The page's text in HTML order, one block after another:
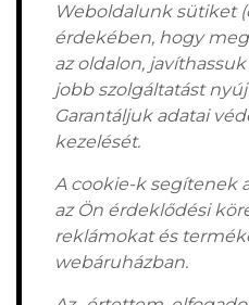
Weboldalunk sütiket
érdekében, hogy
az oldalon,
jobb szolgáltatást
Garantáljuk adatai
kezelését.
A cookie-k segítenek
az Ön érdeklődési
reklámokat és
webáruházban.